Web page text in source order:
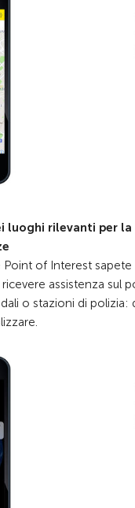
luoghi rilevanti per
of Interest sapete
assistenza sul
o stazioni di polizia: